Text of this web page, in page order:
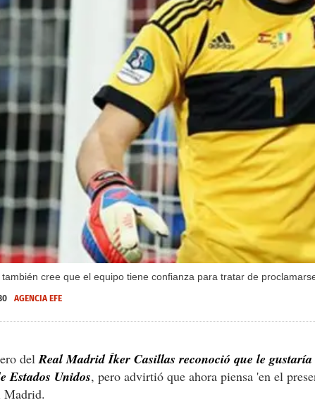
también cree que el equipo tiene confianza para tratar de
AGENCIA EFE
delReal Madrid Íker Casillas reconoció que le
Estados Unidos, pero advirtió que ahora piensa 'en el
Madrid.